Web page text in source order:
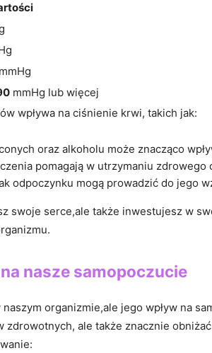
mmHg​ lub więcej
wpływa‌ na ciśnienie krwi, takich jak:
oraz alkoholu może znacząco
pomagają w utrzymaniu zdrowego
odpoczynku mogą prowadzić do ⁢jego
swoje‌ serce,ale także inwestujesz w⁣
nasze samopoczucie
organizmie,ale jego wpływ na
ale także znacznie